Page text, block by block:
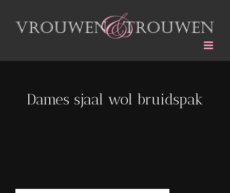
naar
inhoud
Dames sjaal wol bruidspak